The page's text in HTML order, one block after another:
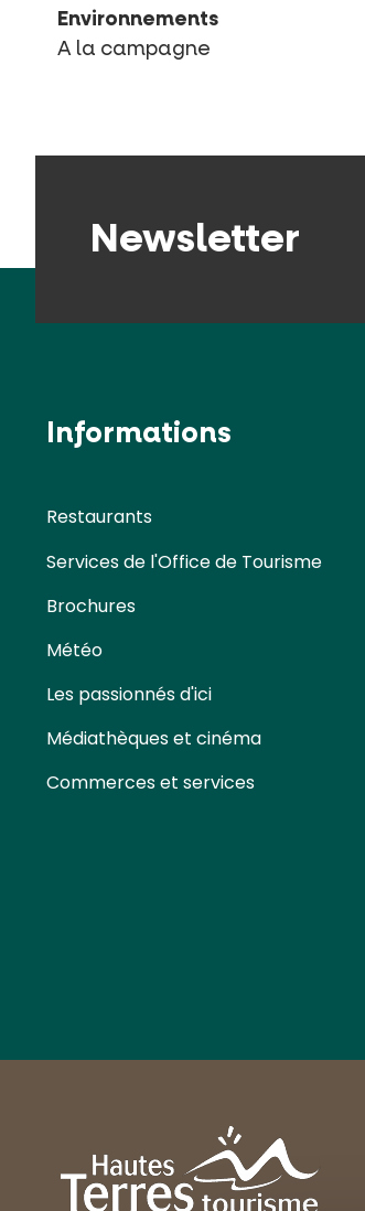
Environnements
A la campagne
Newsletter
Informations
Restaurants
Services de l'Office de Tourisme
Brochures
Météo
Les passionnés d'ici
Médiathèques et cinéma
Commerces et services